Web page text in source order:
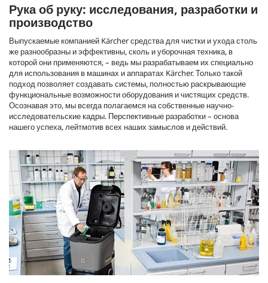
Рука об руку: исследования, разработки и
производство
Выпускаемые компанией Kärcher средства для чистки и ухода столь
же разнообразны и эффективны, сколь и уборочная техника, в
которой они применяются, – ведь мы разрабатываем их специально
для использования в машинах и аппаратах Kärcher. Только такой
подход позволяет создавать системы, полностью раскрывающие
функциональные возможности оборудования и чистящих средств.
Осознавая это, мы всегда полагаемся на собственные научно-
исследовательские кадры. Перспективные разработки – основа
нашего успеха, лейтмотив всех наших замыслов и действий.